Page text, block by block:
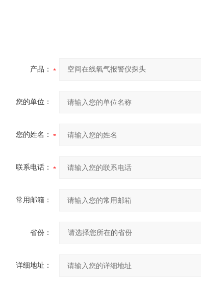
产品：
您的单位：
您的姓名：
联系电话：
常用邮箱：
省份：
详细地址：